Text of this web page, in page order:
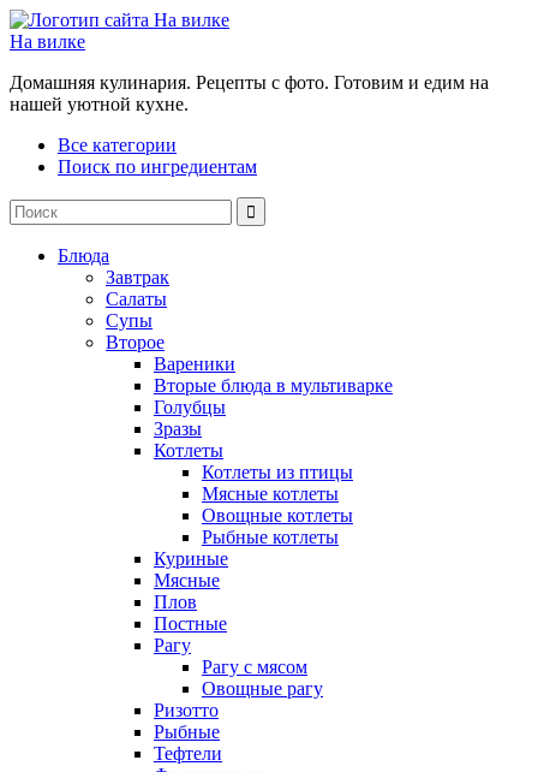
На вилке
Домашняя кулинария. Рецепты с фото. Готовим и едим на
нашей уютной кухне.
Все категории
Поиск по ингредиентам
Блюда
Завтрак
Салаты
Супы
Второе
Вареники
Вторые блюда в мультиварке
Голубцы
Зразы
Котлеты
Котлеты из птицы
Мясные котлеты
Овощные котлеты
Рыбные котлеты
Куриные
Мясные
Плов
Постные
Рагу
Рагу с мясом
Овощные рагу
Ризотто
Рыбные
Тефтели